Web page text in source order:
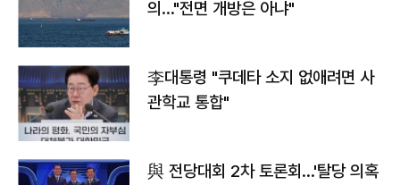
의…"전면 개방은 아냐"
李대통령 "쿠데타 소지 없애려면 사
관학교 통합"
與 전당대회 2차 토론회…'탈당 의혹